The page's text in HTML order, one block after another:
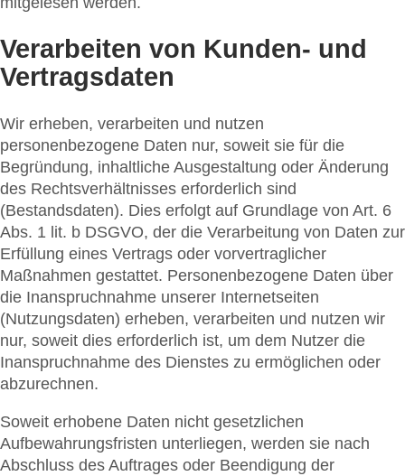
Verarbeiten von Kunden- und
Vertragsdaten
Wir erheben, verarbeiten und nutzen
personenbezogene Daten nur, soweit sie für die
Begründung, inhaltliche Ausgestaltung oder Änderung
des Rechtsverhältnisses erforderlich sind
(Bestandsdaten). Dies erfolgt auf Grundlage von Art. 6
Abs. 1 lit. b DSGVO, der die Verarbeitung von Daten zur
Erfüllung eines Vertrags oder vorvertraglicher
Maßnahmen gestattet. Personenbezogene Daten über
die Inanspruchnahme unserer Internetseiten
(Nutzungsdaten) erheben, verarbeiten und nutzen wir
nur, soweit dies erforderlich ist, um dem Nutzer die
Inanspruchnahme des Dienstes zu ermöglichen oder
abzurechnen.
Soweit erhobene Daten nicht gesetzlichen
Aufbewahrungsfristen unterliegen, werden sie nach
Abschluss des Auftrages oder Beendigung der